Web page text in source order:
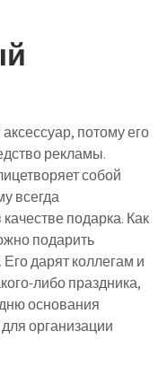
потому его
рекламы.
собой
всегда
подарка. Как
подарить
дарят коллегам и
либо праздника,
основания
организации